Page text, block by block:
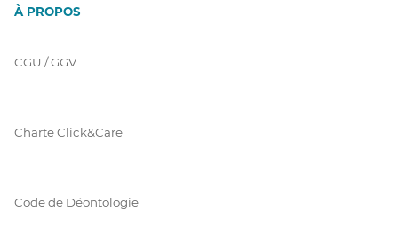
À PROPOS
CGU / GGV
Charte Click&Care
Code de Déontologie